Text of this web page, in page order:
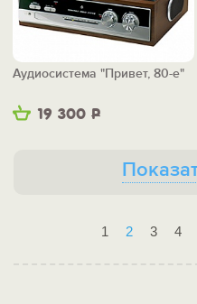
19 300 Р
Аудиосистема "Привет, 80-е"
1 2 3 4